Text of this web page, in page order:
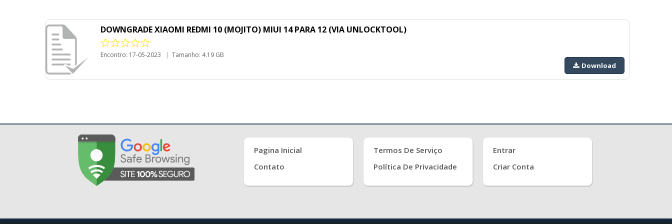
DOWNGRADE XIAOMI REDMI 10 (MOJITO) MIUI 14 PARA 12 (VIA UNLOCKTOOL)
Encontro: 17-05-2023 | Tamanho: 4.19 GB
Download
Pagina Inicial
Contato
Termos De Serviço
Política De Privacidade
Entrar
Criar Conta